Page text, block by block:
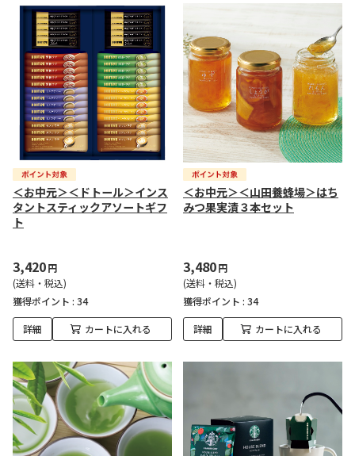
＜お中元＞＜ドトール＞インス
タントスティックアソートギフ
ト
3,420円
(送料・税込)
獲得ポイント : 34
詳細 カートに入れる
＜お中元＞＜山田養蜂場＞はち
みつ果実漬３本セット
3,480円
(送料・税込)
獲得ポイント : 34
詳細 カートに入れる